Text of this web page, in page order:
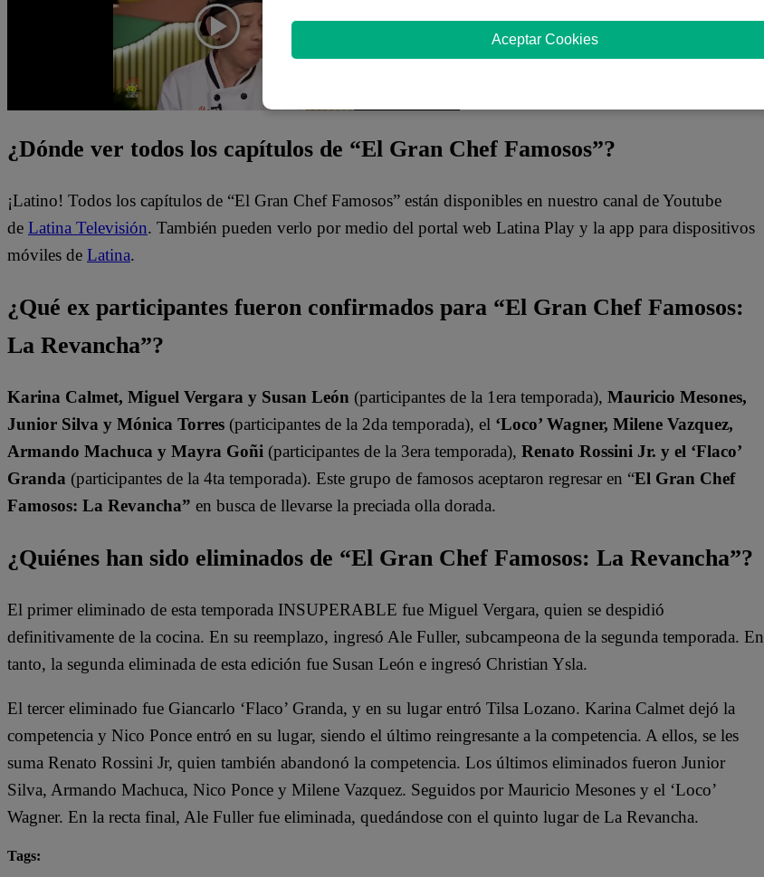
¿Dónde ver todos los capítulos de “El Gran Chef Famosos”?
¡Latino! Todos los capítulos de “El Gran Chef Famosos” están disponibles en nuestro canal de Youtube
de Latina Televisión. También pueden verlo por medio del portal web Latina Play y la app para dispositivos
móviles de Latina.
¿Qué ex participantes fueron confirmados para “El Gran Chef Famosos:
La Revancha”?
Karina Calmet, Miguel Vergara y Susan León (participantes de la 1era temporada), Mauricio Mesones,
Junior Silva y Mónica Torres (participantes de la 2da temporada), el ‘Loco’ Wagner, Milene Vazquez,
Armando Machuca y Mayra Goñi (participantes de la 3era temporada), Renato Rossini Jr. y el ‘Flaco’
Granda (participantes de la 4ta temporada). Este grupo de famosos aceptaron regresar en “El Gran Chef
Famosos: La Revancha” en busca de llevarse la preciada olla dorada.
¿Quiénes han sido eliminados de “El Gran Chef Famosos: La Revancha”?
El primer eliminado de esta temporada INSUPERABLE fue Miguel Vergara, quien se despidió
definitivamente de la cocina. En su reemplazo, ingresó Ale Fuller, subcampeona de la segunda temporada. En
tanto, la segunda eliminada de esta edición fue Susan León e ingresó Christian Ysla.
El tercer eliminado fue Giancarlo ‘Flaco’ Granda, y en su lugar entró Tilsa Lozano. Karina Calmet dejó la
competencia y Nico Ponce entró en su lugar, siendo el último reingresante a la competencia. A ellos, se les
suma Renato Rossini Jr, quien también abandonó la competencia. Los últimos eliminados fueron Junior
Silva, Armando Machuca, Nico Ponce y Milene Vazquez. Seguidos por Mauricio Mesones y el ‘Loco’
Wagner. En la recta final, Ale Fuller fue eliminada, quedándose con el quinto lugar de La Revancha.
Tags:
Aceptar Cookies